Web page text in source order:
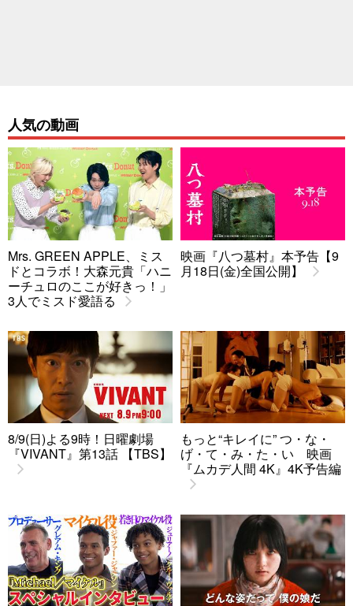
人気の動画
Mrs. GREEN APPLE、ミス
ドとコラボ！大森元貴「ハニ
ーチュロのここが好きっ！」
3人でミスド愛語る
映画『八つ墓村』本予告【9
月18日(金)全国公開】
8/9(日)よる9時！日曜劇場
『VIVANT』第13話 【TBS】
もっと“キレイに” つ・な・
げ・て・み・た・い 映画
『ムカデ人間 4K』4K予告編